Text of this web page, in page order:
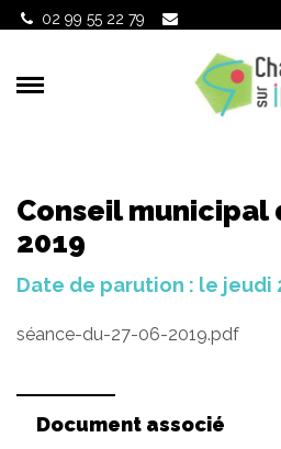
Gestion des traceurs
02 99 55 22 79
Conseil municipal
2019
Date de parution : le jeudi
séance-du-27-06-2019.pdf
Document associé